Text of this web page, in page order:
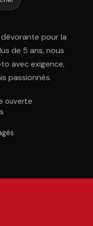
pour la
de 5 ans, nous
avec exigence,
passionnés.
ouverte